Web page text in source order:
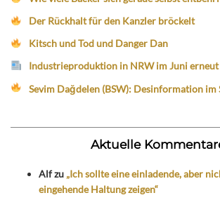
Der Rückhalt für den Kanzler bröckelt
Kitsch und Tod und Danger Dan
Industrieproduktion in NRW im Juni
Sevim Dağdelen (BSW): Desinformation im
Aktuelle
Alfzu „Ich sollte eine einladende, aber
eingehende Haltung zeigen“